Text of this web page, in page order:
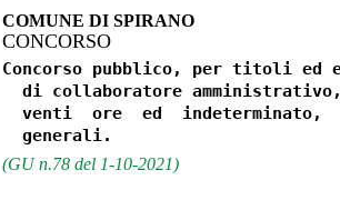
COMUNE DI SPIRANO
CONCORSO
Concorso pubblico, per titoli ed
di collaboratore
venti  ore  ed  indeterminato,
(GU n.78 del 1-10-2021)